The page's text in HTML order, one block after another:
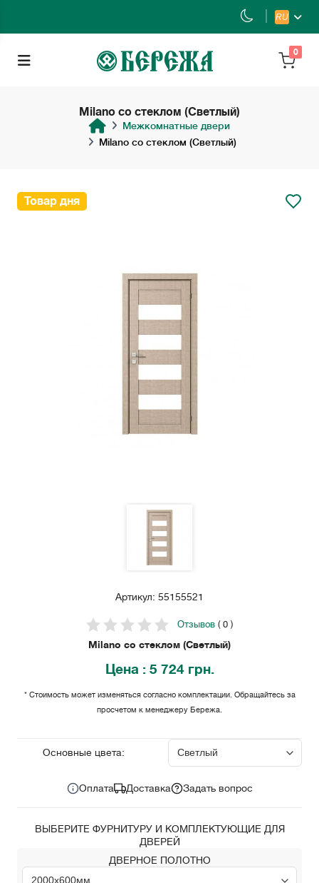
RU
0
Milano со стеклом (Светлый)
Межкомнатные двери
Milano со стеклом (Светлый)
Товар дня
Артикул: 55155521
Отзывов ( 0 )
Milano со стеклом (Светлый)
Цена : 5 724 грн.
* Стоимость может изменяться согласно комплектации. Обращайтесь за
просчетом к менеджеру Бережа.
Основные цвета:
Оплата Доставка Задать вопрос
ВЫБЕРИТЕ ФУРНИТУРУ И КОМПЛЕКТУЮЩИЕ ДЛЯ
ДВЕРЕЙ
ДВЕРНОЕ ПОЛОТНО